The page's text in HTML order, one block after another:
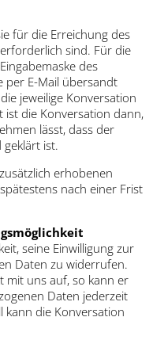
für die Erreichung des
sind. Für die
des
per E-Mail übersandt
jeweilige Konversation
ist die Konversation dann,
lässt, dass der
ist.
erhobenen
nach einer Frist
seine Einwilligung zur
Daten zu widerrufen.
mit uns auf, so kann er
Daten jederzeit
kann die Konversation